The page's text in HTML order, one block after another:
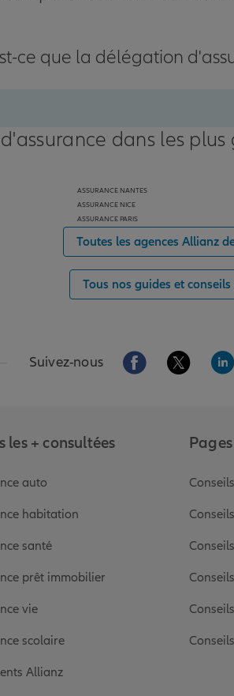
ce que la délégation
dans les
ASSURANCE NANTES
ASSURANCE NICE
ASSURANCE PARIS
Toutes les agences Allianz
Tous nos guides et
Suivez-nous Aller sur la page
Aller sur
les + consultées
auto
habitation
santé
prêt immobilier
vie
scolaire
Allianz